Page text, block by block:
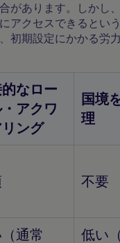
があります。しかし
アクセスできるとい
初期設定にかかる労
なロー
アクワ
ング
国境
理
不要
通常
低い